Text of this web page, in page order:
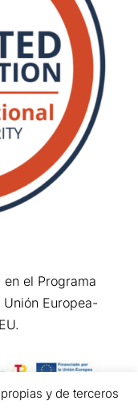
el Programa
Europea-
y de terceros